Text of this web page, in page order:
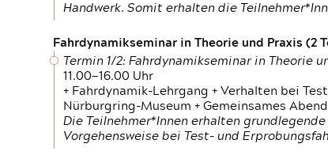
Handwerk. Somit erhalten die
Fahrdynamikseminar in Theorie und Praxis (2
Termin 1/2: Fahrdynamikseminar in Theorie
11.00—16.00 Uhr
+ Fahrdynamik-Lehrgang + Verhalten bei
Nürburgring-Museum + Gemeinsames
Die Teilnehmer*Innen erhalten
Vorgehensweise bei Test- und